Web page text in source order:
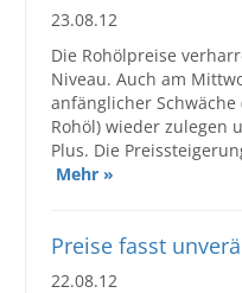
23.08.12
Die Rohölpreise
Niveau. Auch am
anfänglicher
Rohöl) wieder zulegen
Plus. Die
Mehr »
Preise fasst
22.08.12